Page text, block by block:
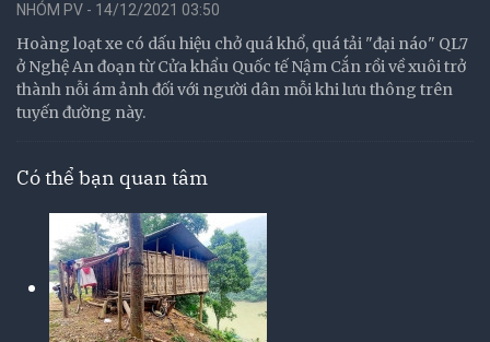
NHÓM PV - 14/12/2021 03:50
Hoàng loạt xe có dấu hiệu chở quá khổ, quá tải "đại náo" QL7
ở Nghệ An đoạn từ Cửa khẩu Quốc tế Nậm Cắn rồi về xuôi trở
thành nỗi ám ảnh đối với người dân mỗi khi lưu thông trên
tuyến đường này.
Có thể bạn quan tâm